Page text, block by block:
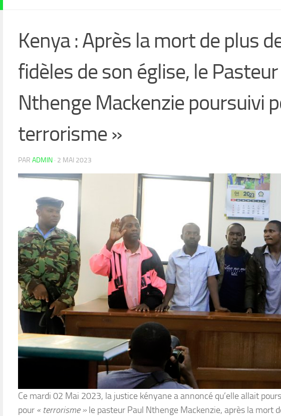
Kenya : Après la mort de plus
fidèles de son église, le
Nthenge Mackenzie poursuivi
terrorisme »
PAR ADMIN · 2 MAI 2023
Ce mardi 02 Mai 2023, la justice kényane a annoncé qu’elle allait
pour « terrorisme » le pasteur Paul Nthenge Mackenzie, après la mort